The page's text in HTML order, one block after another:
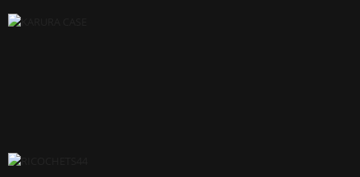
LIGUE DE L’ENSEIGNEMENT DES PAYS DE LOIRE
KARURA CASE